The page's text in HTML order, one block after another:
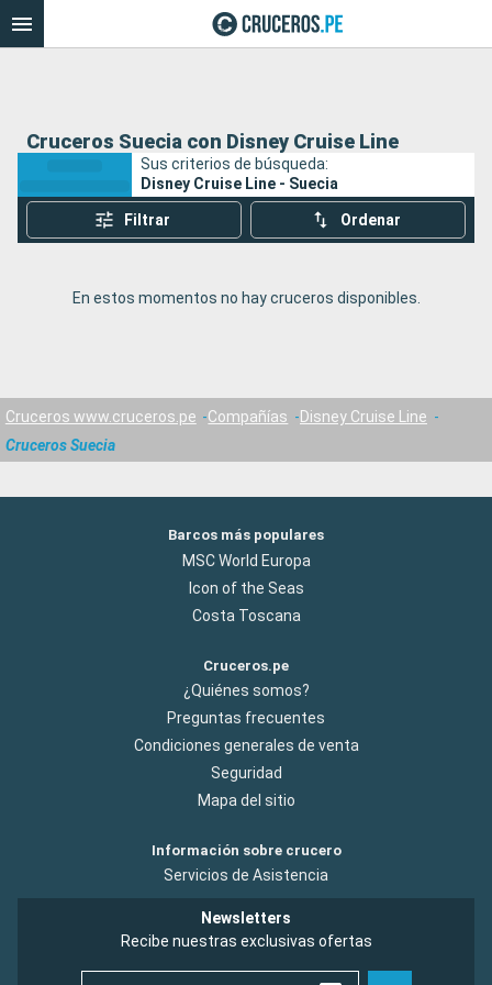
Cruceros Suecia con Disney Cruise Line
Sus criterios de búsqueda:
Disney Cruise Line - Suecia
Filtrar Ordenar
En estos momentos no hay cruceros disponibles.
Cruceros www.cruceros.pe Compañías
Disney Cruise Line
Cruceros Suecia
Barcos más populares
MSC World Europa
Icon of the Seas
Costa Toscana
Cruceros.pe
¿Quiénes somos?
Preguntas frecuentes
Condiciones generales de venta
Seguridad
Mapa del sitio
Información sobre crucero
Servicios de Asistencia
Newsletters
Recibe nuestras exclusivas ofertas